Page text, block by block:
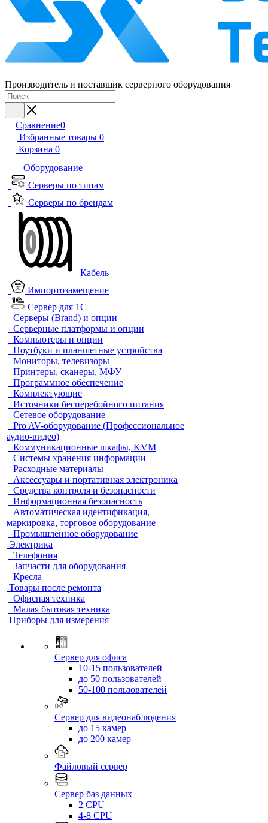
Производитель и поставщик серверного оборудования
Сравнение0
Избранные товары 0
Корзина 0
Оборудование
Серверы по типам
Серверы по брендам
Кабель
Импортозамещение
Сервер для 1С
Серверы (Brand) и опции
Серверные платформы и опции
Компьютеры и опции
Ноутбуки и планшетные устройства
Мониторы, телевизоры
Принтеры, сканеры, МФУ
Программное обеспечение
Комплектующие
Источники бесперебойного питания
Сетевое оборудование
Pro AV-оборудование (Профессиональное
аудио-видео)
Коммуникационные шкафы, KVM
Системы хранения информации
Расходные материалы
Аксессуары и портативная электроника
Средства контроля и безопасности
Информационная безопасность
Автоматическая идентификация,
маркировка, торговое оборудование
Промышленное оборудование
Электрика
Телефония
Запчасти для оборудования
Кресла
Товары после ремонта
Офисная техника
Малая бытовая техника
Приборы для измерения
Сервер для офиса
10-15 пользователей
до 50 пользователей
50-100 пользователей
Сервер для видеонаблюдения
до 15 камер
до 200 камер
Файловый сервер
Сервер баз данных
2 CPU
4-8 CPU